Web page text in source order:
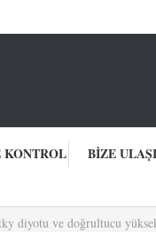
BIZE
diyotu ve doğrultucu